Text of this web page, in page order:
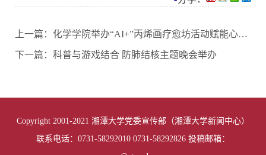
上一篇： 化学学院举办“AI+”丙烯画疗愈坊活动赋能心理育人
下一篇： 科普与游戏结合 防肺结核主题晚会举办
Copyright 2001-2021 湘潭大学党委宣传部（湘潭大学新闻中心）
联系电话：0731-58292010 0731-58292826 投稿邮箱：